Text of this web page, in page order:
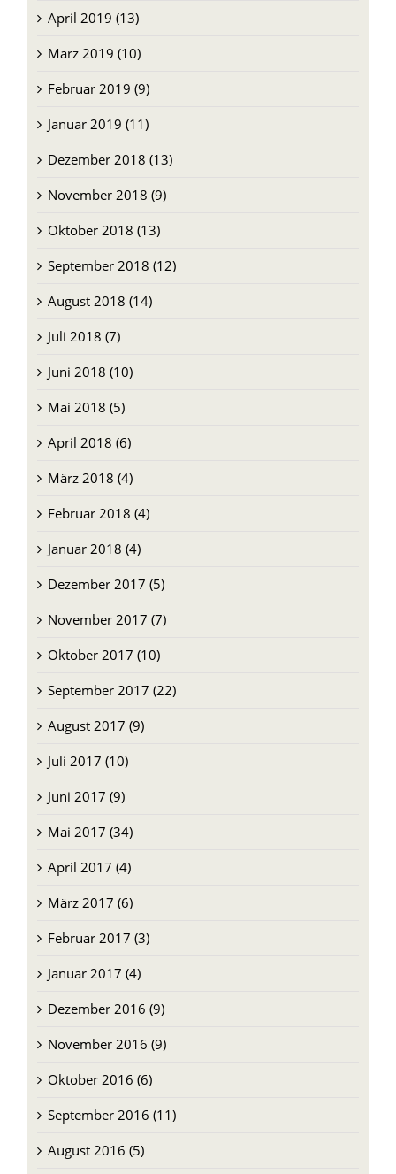
April 2019 (13)
März 2019 (10)
Februar 2019 (9)
Januar 2019 (11)
Dezember 2018 (13)
November 2018 (9)
Oktober 2018 (13)
September 2018 (12)
August 2018 (14)
Juli 2018 (7)
Juni 2018 (10)
Mai 2018 (5)
April 2018 (6)
März 2018 (4)
Februar 2018 (4)
Januar 2018 (4)
Dezember 2017 (5)
November 2017 (7)
Oktober 2017 (10)
September 2017 (22)
August 2017 (9)
Juli 2017 (10)
Juni 2017 (9)
Mai 2017 (34)
April 2017 (4)
März 2017 (6)
Februar 2017 (3)
Januar 2017 (4)
Dezember 2016 (9)
November 2016 (9)
Oktober 2016 (6)
September 2016 (11)
August 2016 (5)